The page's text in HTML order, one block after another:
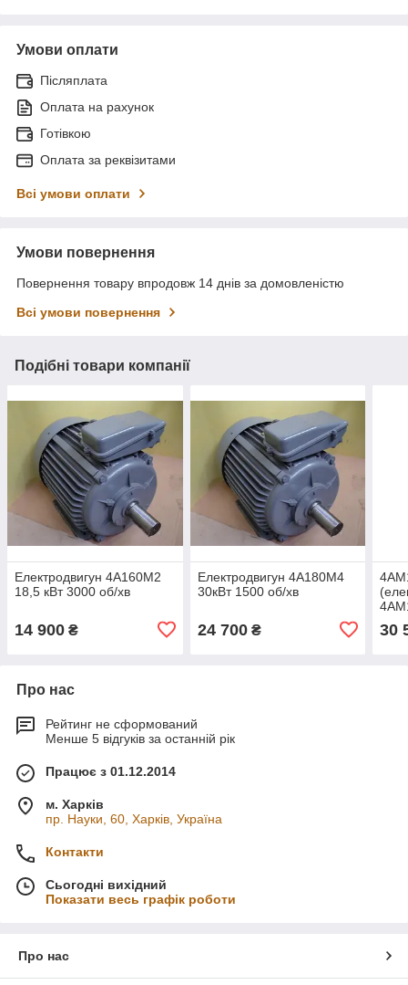
Умови оплати
Післяплата
Оплата на рахунок
Готівкою
Оплата за реквізитами
Всі умови оплати
Умови повернення
Повернення товару впродовж 14 днів за домовленістю
Всі умови повернення
Подібні товари компанії
Електродвигун 4А160М2
18,5 кВт 3000 об/хв
14 900 ₴
Електродвигун 4А180М4
30кВт 1500 об/хв
24 700₴ 30
Про нас
Рейтинг не сформований
Менше 5 відгуків за останній рік
Працює з 01.12.2014
м. Харків
пр. Науки, 60, Харків, Україна
Контакти
Сьогодні вихідний
Показати весь графік роботи
Про нас